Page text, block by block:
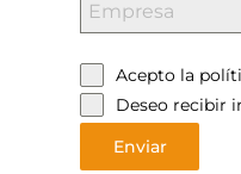
Acepto la
Deseo recibir
Enviar